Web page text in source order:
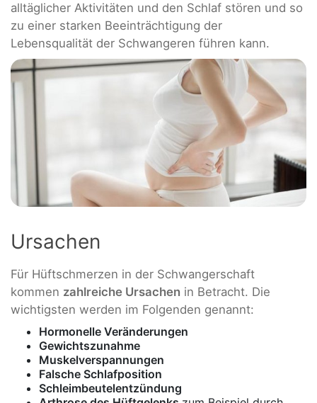
alltäglicher Aktivitäten und den Schlaf stören und so
zu einer starken Beeinträchtigung der
Lebensqualität der Schwangeren führen kann.
Ursachen
Für Hüftschmerzen in der Schwangerschaft
kommen zahlreiche Ursachen in Betracht. Die
wichtigsten werden im Folgenden genannt:
Hormonelle Veränderungen
Gewichtszunahme
Muskelverspannungen
Falsche Schlafposition
Schleimbeutelentzündung